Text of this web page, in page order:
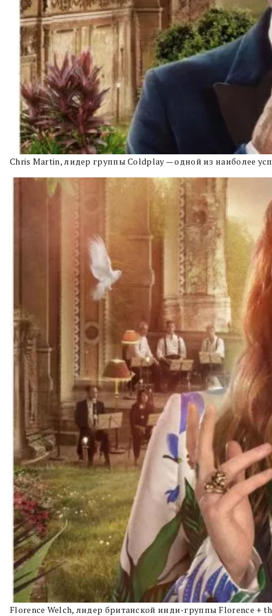
Chris Martin, лидер группы Coldplay — одной из наиболее
Florence Welch, лидер британской инди-группы Florence +